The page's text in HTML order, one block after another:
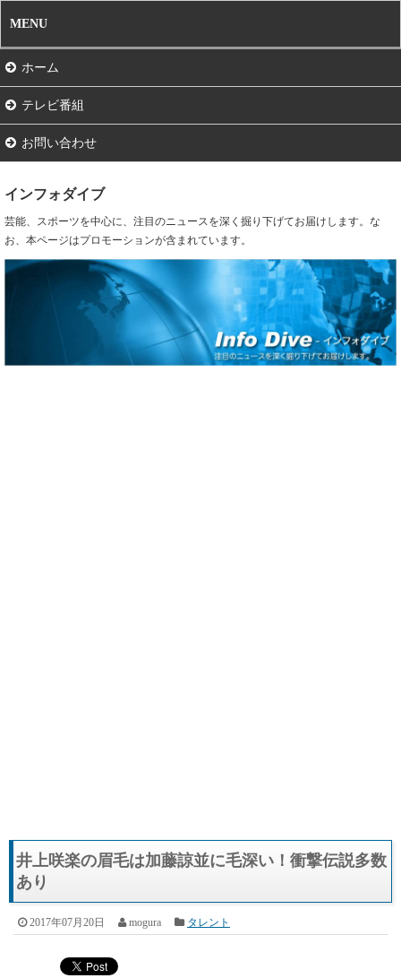
MENU
ホーム
テレビ番組
お問い合わせ
インフォダイブ
芸能、スポーツを中心に、注目のニュースを深く掘り下げてお届けします。な
お、本ページはプロモーションが含まれています。
井上咲楽の眉毛は加藤諒並に毛深い！衝撃伝説多数
あり
2017年07月20日 mogura タレント